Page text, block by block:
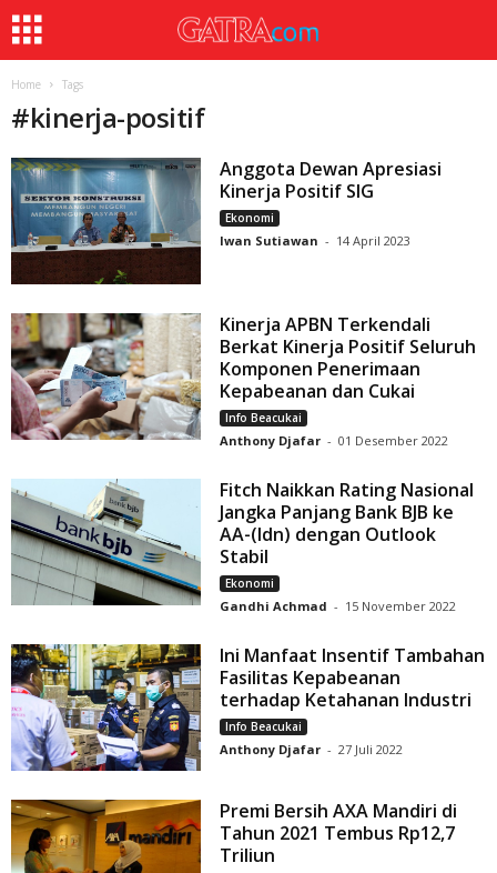
Home Tags
#kinerja-positif
Anggota Dewan Apresiasi
Kinerja Positif SIG
Ekonomi
Iwan Sutiawan - 14 April 2023
Kinerja APBN Terkendali
Berkat Kinerja Positif Seluruh
Komponen Penerimaan
Kepabeanan dan Cukai
Info Beacukai
Anthony Djafar - 01 Desember 2022
Fitch Naikkan Rating Nasional
Jangka Panjang Bank BJB ke
AA-(Idn) dengan Outlook
Stabil
Ekonomi
Gandhi Achmad - 15 November 2022
Ini Manfaat Insentif Tambahan
Fasilitas Kepabeanan
terhadap Ketahanan Industri
Info Beacukai
Anthony Djafar - 27 Juli 2022
Premi Bersih AXA Mandiri di
Tahun 2021 Tembus Rp12,7
Triliun